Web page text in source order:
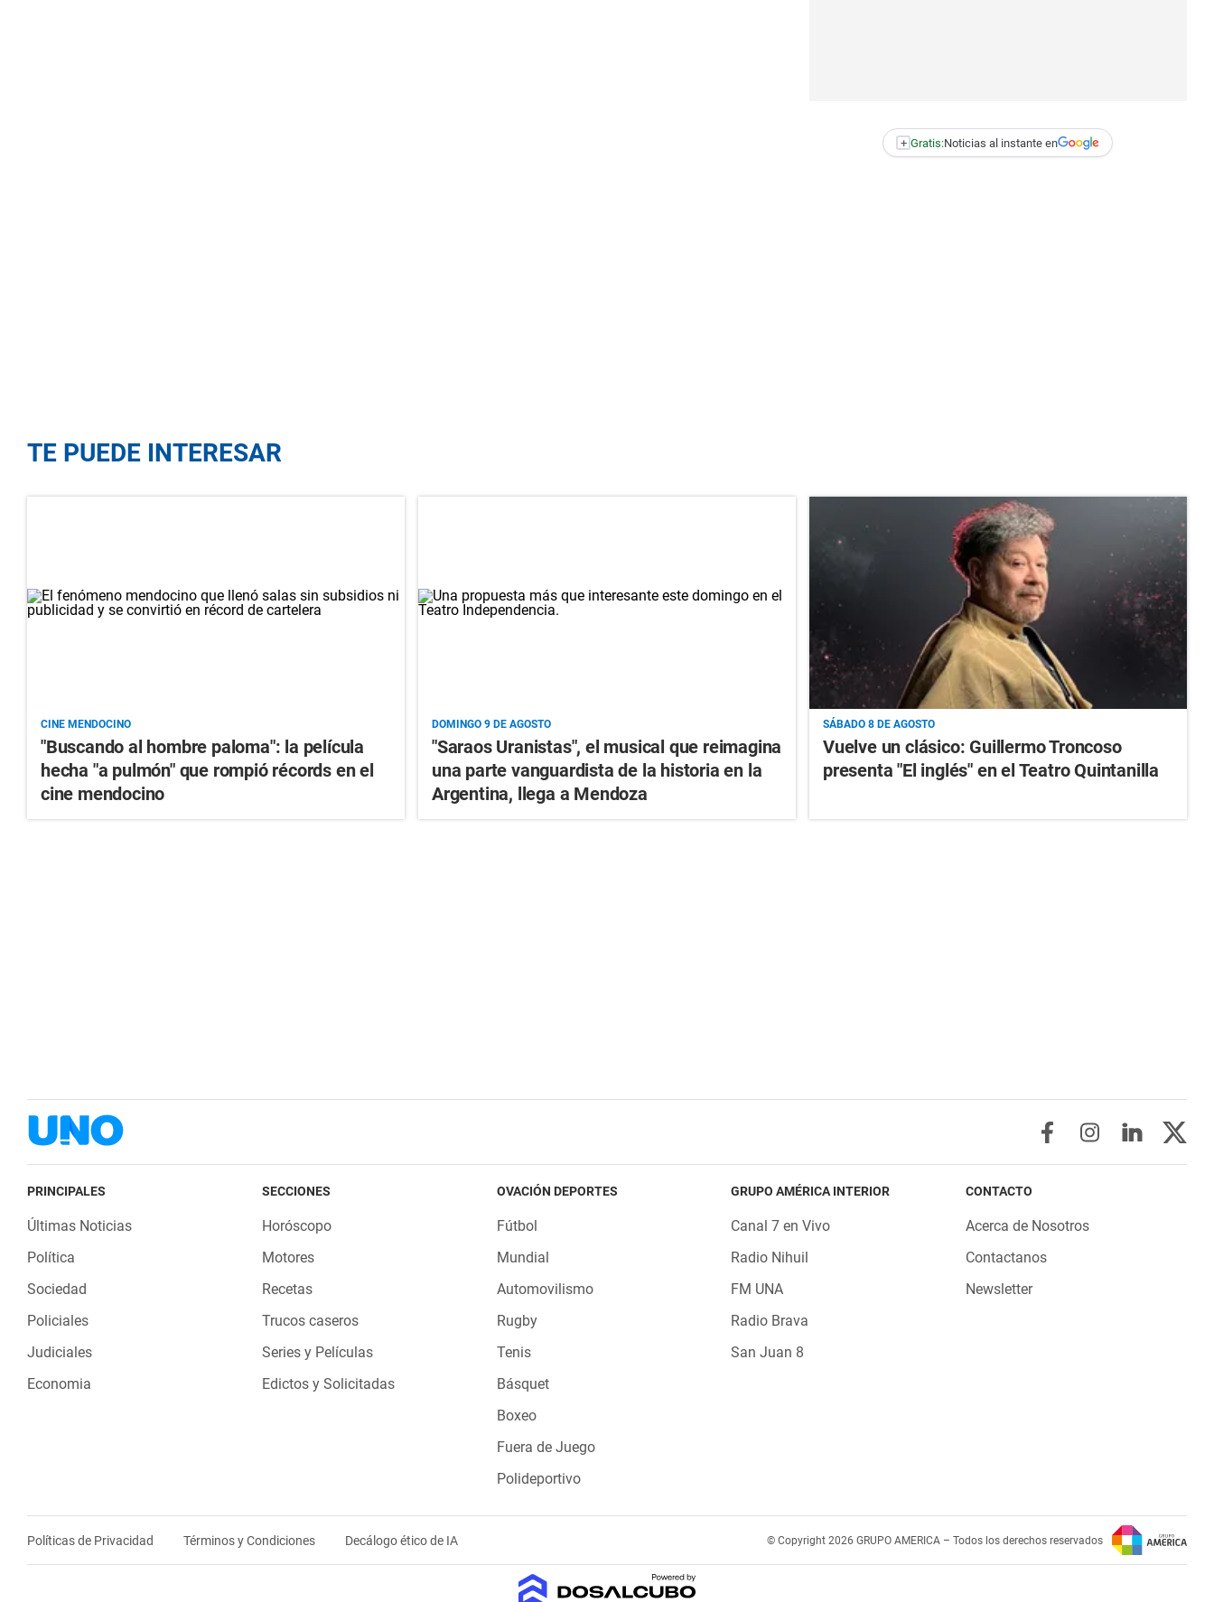
+ Gratis:Noticias al instante en
TE PUEDE INTERESAR
CINE MENDOCINO
"Buscando al hombre paloma": la película
hecha "a pulmón" que rompió récords en el
cine mendocino
DOMINGO 9 DE AGOSTO
"Saraos Uranistas", el musical que reimagina
una parte vanguardista de la historia en la
Argentina, llega a Mendoza
SÁBADO 8 DE AGOSTO
Vuelve un clásico: Guillermo Troncoso
presenta "El inglés" en el Teatro Quintanilla
PRINCIPALES
Últimas Noticias
Política
Sociedad
Policiales
Judiciales
Economia
SECCIONES
Horóscopo
Motores
Recetas
Trucos caseros
Series y Películas
Edictos y Solicitadas
OVACIÓN DEPORTES
Fútbol
Mundial
Automovilismo
Rugby
Tenis
Básquet
Boxeo
Fuera de Juego
Polideportivo
GRUPO AMÉRICA INTERIOR
Canal 7 en Vivo
Radio Nihuil
FM UNA
Radio Brava
San Juan 8
CONTACTO
Acerca de Nosotros
Contactanos
Newsletter
Políticas de Privacidad Términos y Condiciones Decálogo ético de IA © Copyright 2026 GRUPO AMERICA – Todos los derechos reservados